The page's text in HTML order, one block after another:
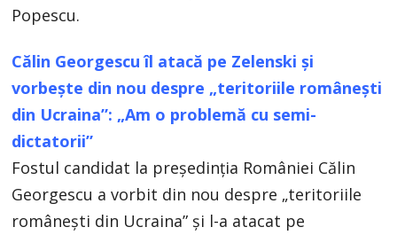
Popescu.
Călin Georgescu îl atacă pe Zelenski și
vorbește din nou despre „teritoriile românești
din Ucraina”: „Am o problemă cu semi-
dictatorii”
Fostul candidat la președinția României Călin
Georgescu a vorbit din nou despre „teritoriile
românești din Ucraina” și l-a atacat pe